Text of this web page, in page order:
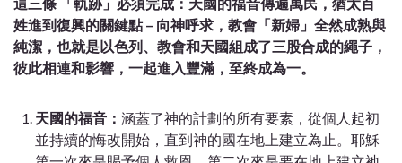
姓進到復興的關鍵點 – 向神呼求，教會「新婦」全然成熟與
純潔，也就是以色列、教會和天國組成了三股合成的繩子，
彼此相連和影響，一起進入豐滿，至終成為一。
天國的福音： 涵蓋了神的計劃的所有要素，從個人起初
並持續的悔改開始，直到神的國在地上建立為止。耶穌